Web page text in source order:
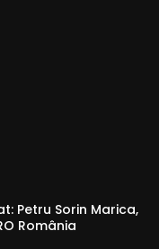
Petru Sorin Marica,
România